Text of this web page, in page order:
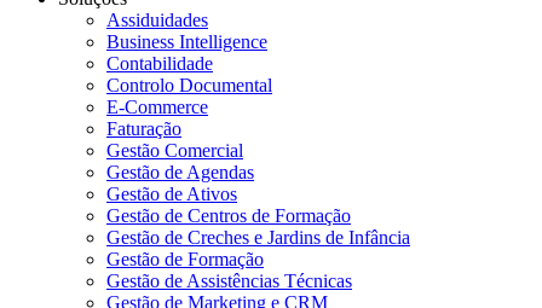
Assiduidades
Business Intelligence
Contabilidade
Controlo Documental
E-Commerce
Faturação
Gestão Comercial
Gestão de Agendas
Gestão de Ativos
Gestão de Centros de Formação
Gestão de Creches e Jardins de Infância
Gestão de Formação
Gestão de Assistências Técnicas
Gestão de Marketing e CRM